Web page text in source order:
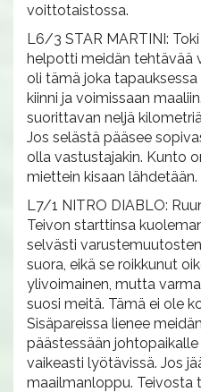
voittotaistossa.
L6/3 STAR MARTINI:
helpotti meidän tehtävää
oli tämä joka
kiinni ja voimissaan
suorittavan neljä
Jos selästä pääsee
olla vastustajakin. Kunto
miettein kisaan lähdetään.
L7/1 NITRO DIABLO:
Teivon starttinsa
selvästi
suora, eikä se roikkunut
ylivoimainen, mutta
suosi meitä. Tämä ei ole
Sisäpareissa lienee
päästessään johtopaikalle
vaikeasti lyötävissä. Jos
maailmanloppu. Teivosta